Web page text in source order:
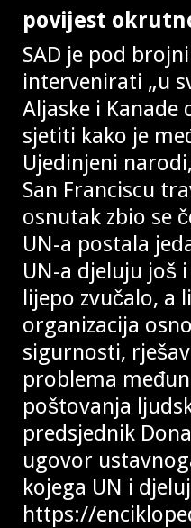
povijest
SAD je pod
intervenirati „u
Aljaske i Kanade
sjetiti kako je
Ujedinjeni
San Franciscu
osnutak zbio se
UN-a postala
UN-a djeluju još
lijepo zvučalo, a
organizacija
sigurnosti,
problema
poštovanja
predsjednik
ugovor
kojega UN i
https://